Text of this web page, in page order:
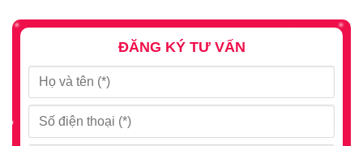
ĐĂNG KÝ TƯ VẤN